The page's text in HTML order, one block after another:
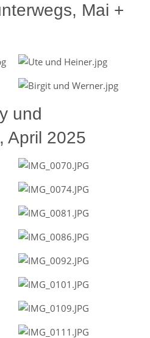
Mai +
und
April 2025